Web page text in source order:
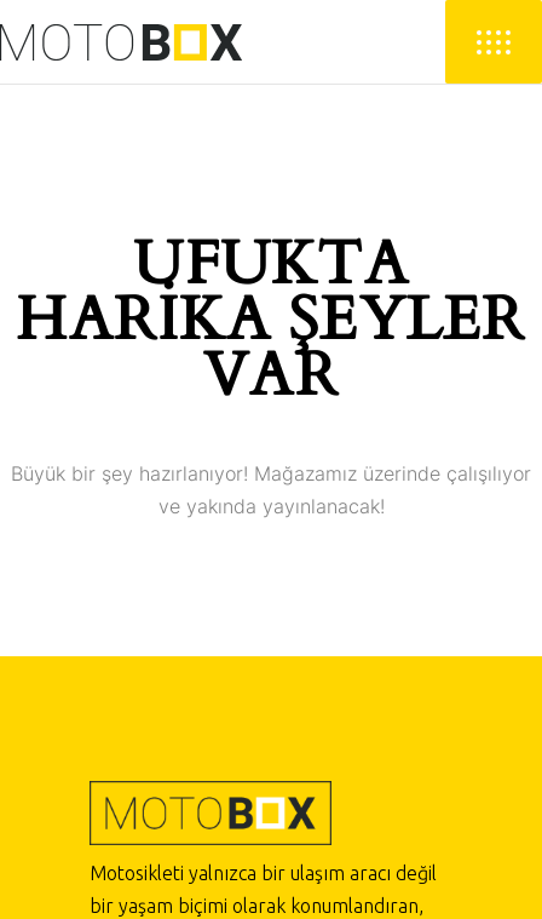
UFUKTA
HARIKA ŞEYLER
VAR
Büyük bir şey hazırlanıyor! Mağazamız üzerinde çalışılıyor
ve yakında yayınlanacak!
Motosikleti yalnızca bir ulaşım aracı değil
bir yaşam biçimi olarak konumlandıran,